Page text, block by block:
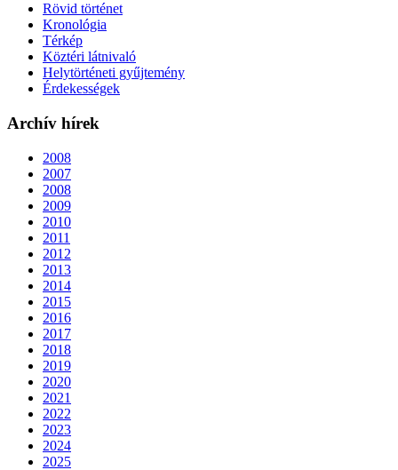
Rövid történet
Kronológia
Térkép
Köztéri látnivaló
Helytörténeti gyűjtemény
Érdekességek
Archív hírek
2008
2007
2008
2009
2010
2011
2012
2013
2014
2015
2016
2017
2018
2019
2020
2021
2022
2023
2024
2025